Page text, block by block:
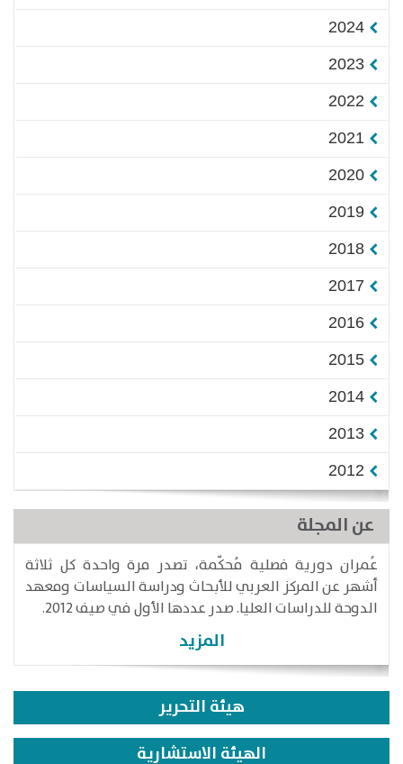
2024
2023
2022
2021
2020
2019
2018
2017
2016
2015
2014
2013
2012
عن المجلة
عُمران دورية فصلية مُحكّمة، تصدر مرة واحدة كل ثلاثة
أشهر عن المركز العربي للأبحاث ودراسة السياسات ومعهد
الدوحة للدراسات العليا. صدر عددها الأول في صيف 2012.
المزيد
هيئة التحرير
الهيئة الاستشارية